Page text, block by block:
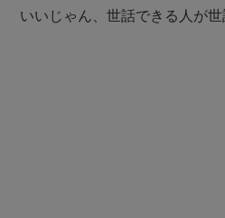
いいじゃん、世話できる人が世